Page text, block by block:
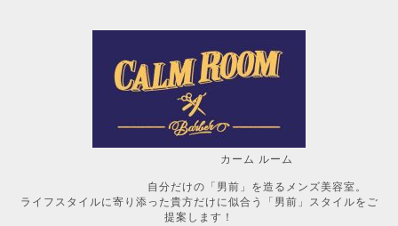
カーム ルーム
自分だけの「男前」を造るメンズ美容室。
ライフスタイルに寄り添った貴方だけに似合う「男前」スタイルをご
提案します！